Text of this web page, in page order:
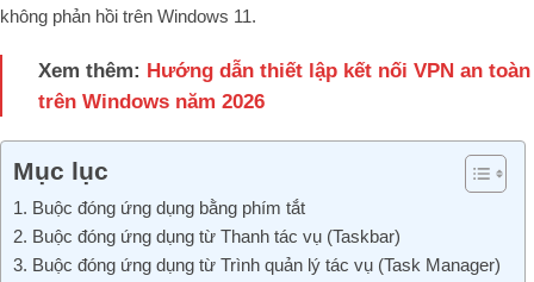
không phản hồi trên Windows 11.
Xem thêm: Hướng dẫn thiết lập kết nối VPN an toàn
trên Windows năm 2026
Mục lục
1. Buộc đóng ứng dụng bằng phím tắt
2. Buộc đóng ứng dụng từ Thanh tác vụ (Taskbar)
3. Buộc đóng ứng dụng từ Trình quản lý tác vụ (Task Manager)